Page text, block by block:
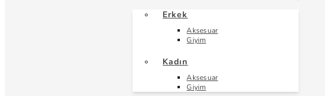
Erkek
Aksesuar
Giyim
Kadın
Aksesuar
Giyim